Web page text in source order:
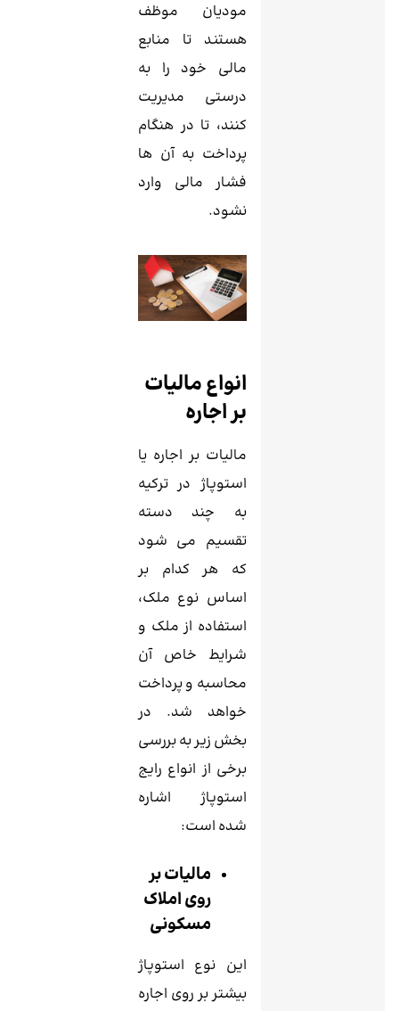
مودیان موظف
هستند تا منابع
مالی خود را به
درستی مدیریت
کنند، تا در هنگام
پرداخت به آن ها
فشار مالی وارد
نشود.
انواع مالیات
بر اجاره
مالیات بر اجاره یا
استوپاژ در ترکیه
به چند دسته
تقسیم می‌ شود
که هر کدام بر
اساس نوع ملک،
استفاده از ملک و
شرایط خاص آن
محاسبه و پرداخت
خواهد شد. در
بخش زیر به بررسی
برخی از انواع رایج
استوپاژ اشاره
شده است:
مالیات بر
روی املاک
مسکونی
این نوع استوپاژ
بیشتر بر روی اجاره